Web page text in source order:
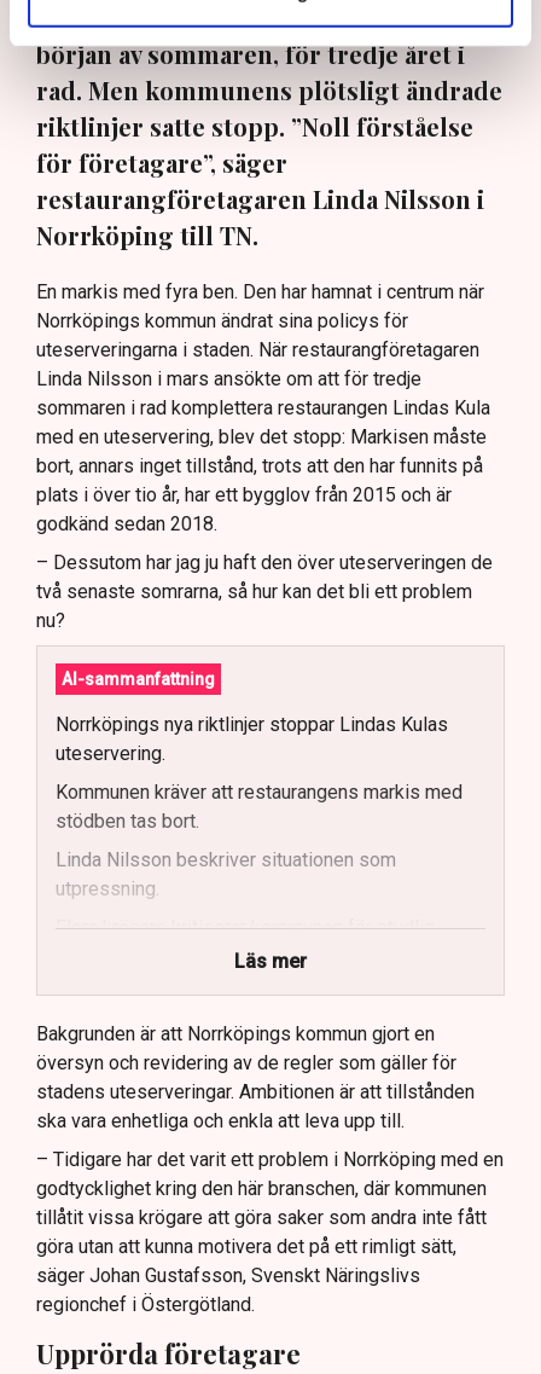
Uteserveringen skulle ha öppnat i
början av sommaren, för tredje året i
rad. Men kommunens plötsligt ändrade
riktlinjer satte stopp. ”Noll förståelse
för företagare”, säger
restaurangföretagaren Linda Nilsson i
Norrköping till TN.
En markis med fyra ben. Den har hamnat i centrum när
Norrköpings kommun ändrat sina policys för
uteserveringarna i staden. När restaurangföretagaren
Linda Nilsson i mars ansökte om att för tredje
sommaren i rad komplettera restaurangen Lindas Kula
med en uteservering, blev det stopp: Markisen måste
bort, annars inget tillstånd, trots att den har funnits på
plats i över tio år, har ett bygglov från 2015 och är
godkänd sedan 2018.
– Dessutom har jag ju haft den över uteserveringen de
två senaste somrarna, så hur kan det bli ett problem
nu?
AI-sammanfattning
Norrköpings nya riktlinjer stoppar Lindas Kulas
uteservering.
Kommunen kräver att restaurangens markis med
stödben tas bort.
Linda Nilsson beskriver situationen som
utpressning.
Flera krögare kritiserar kommunen för otydlig
Kommunen vill skapa enhetliga regler för
uteserveringar.
Lindas Kula ställer in uteserveringen för
sommaren.
Läs mer
Bakgrunden är att Norrköpings kommun gjort en
översyn och revidering av de regler som gäller för
stadens uteserveringar. Ambitionen är att tillstånden
ska vara enhetliga och enkla att leva upp till.
– Tidigare har det varit ett problem i Norrköping med en
godtycklighet kring den här branschen, där kommunen
tillåtit vissa krögare att göra saker som andra inte fått
göra utan att kunna motivera det på ett rimligt sätt,
säger Johan Gustafsson, Svenskt Näringslivs
regionchef i Östergötland.
Upprörda företagare